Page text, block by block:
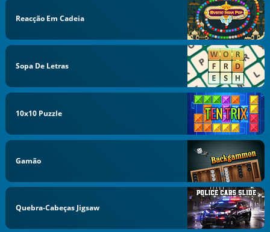
Reacção Em Cadeia
Sopa De Letras
10x10 Puzzle
Gamão
Quebra-Cabeças Jigsaw